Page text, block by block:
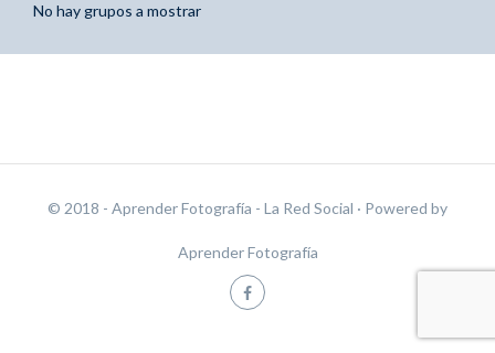
No hay grupos a mostrar
© 2018 - Aprender Fotografía - La Red Social · Powered by
Aprender Fotografía